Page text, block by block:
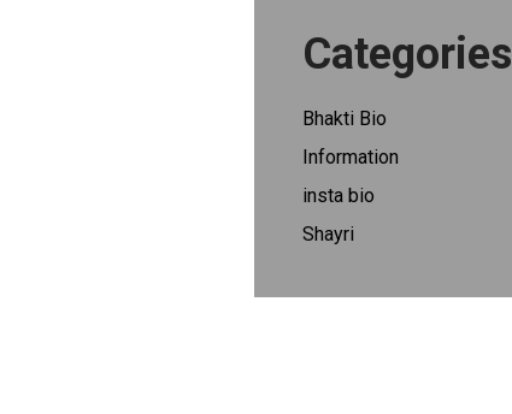
Categories
Bhakti Bio
Information
insta bio
Shayri